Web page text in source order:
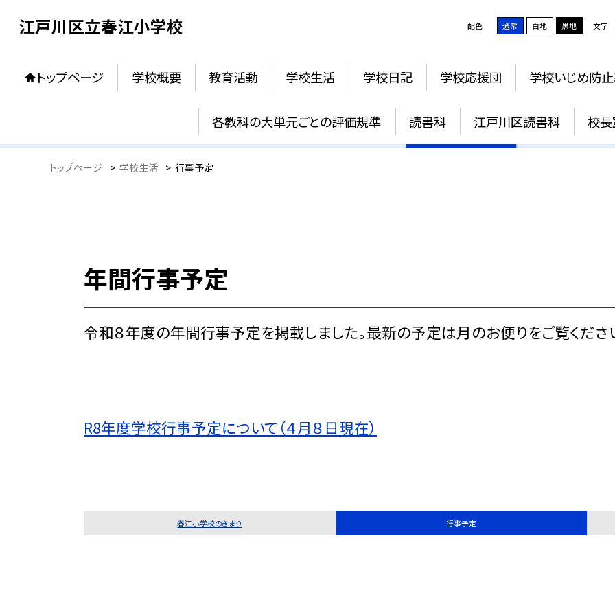
江戸川区立春江小学校 配色 通常 白地 黒地 文字
トップページ 学校概要 教育活動 学校生活 学校日記 学校応援団 学校いじめ防
各教科の大単元ごとの評価規準 読書科 江戸川区読書科 校長
行事予定
トップページ > 学校生活 > 行事予定
年間行事予定
令和８年度の年間行事予定を掲載しました。最新の予定は月のお便りをご覧くださ
R8年度学校行事予定について（４月８日現在）
春江小学校のきまり 行事予定